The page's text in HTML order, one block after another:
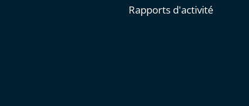
Rapports d'activité